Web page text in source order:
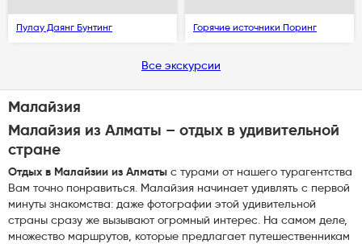
Пулау Даянг Бунтинг Горячие источники Поринг
Все экскурсии
Малайзия
Малайзия из Алматы – отдых в удивительной
стране
Отдых в Малайзии из Алматы с турами от нашего турагентства
Вам точно понравиться. Малайзия начинает удивлять с первой
минуты знакомства: даже фотографии этой удивительной
страны сразу же вызывают огромный интерес. На самом деле,
множество маршрутов, которые предлагает путешественникам